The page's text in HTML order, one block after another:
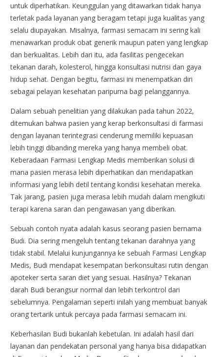
untuk diperhatikan. Keunggulan yang ditawarkan tidak hanya
terletak pada layanan yang beragam tetapi juga kualitas yang
selalu diupayakan. Misalnya, farmasi semacam ini sering kali
menawarkan produk obat generik maupun paten yang lengkap
dan berkualitas. Lebih dari itu, ada fasilitas pengecekan
tekanan darah, kolesterol, hingga konsultasi nutrisi dan gaya
hidup sehat. Dengan begitu, farmasi ini menempatkan diri
sebagai pelayan kesehatan paripurna bagi pelanggannya.
Dalam sebuah penelitian yang dilakukan pada tahun 2022,
ditemukan bahwa pasien yang kerap berkonsultasi di farmasi
dengan layanan terintegrasi cenderung memiliki kepuasan
lebih tinggi dibanding mereka yang hanya membeli obat.
Keberadaan Farmasi Lengkap Medis memberikan solusi di
mana pasien merasa lebih diperhatikan dan mendapatkan
informasi yang lebih detil tentang kondisi kesehatan mereka.
Tak jarang, pasien juga merasa lebih mudah dalam mengikuti
terapi karena saran dan pengawasan yang diberikan.
Sebuah contoh nyata adalah kasus seorang pasien bernama
Budi. Dia sering mengeluh tentang tekanan darahnya yang
tidak stabil. Melalui kunjungannya ke sebuah Farmasi Lengkap
Medis, Budi mendapat kesempatan berkonsultasi rutin dengan
apoteker serta saran diet yang sesuai. Hasilnya? Tekanan
darah Budi berangsur normal dan lebih terkontrol dari
sebelumnya. Pengalaman seperti inilah yang membuat banyak
orang tertarik untuk percaya pada farmasi semacam ini.
Keberhasilan Budi bukanlah kebetulan. Ini adalah hasil dari
layanan dan pendekatan personal yang hanya bisa didapatkan